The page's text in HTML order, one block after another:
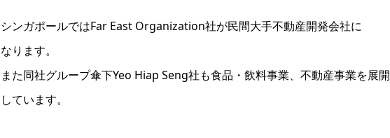
シンガポールではFar East Organization社が民間大手不動産開発会社に
なります。
また同社グループ傘下Yeo Hiap Seng社も食品・飲料事業、不動産事業を展開
しています。